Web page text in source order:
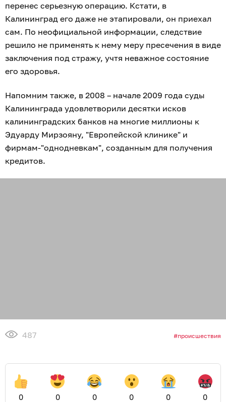
перенес серьезную операцию. Кстати, в
Калининград его даже не этапировали, он приехал
сам. По неофициальной информации, следствие
решило не применять к нему меру пресечения в виде
заключения под стражу, учтя неважное состояние
его здоровья.
Напомним также, в 2008 – начале 2009 года суды
Калининграда удовлетворили десятки исков
калининградских банков на многие миллионы к
Эдуарду Мирзояну, "Европейской клинике" и
фирмам-"однодневкам", созданным для получения
кредитов.
487 происшествия
0 0 0 0 0 0